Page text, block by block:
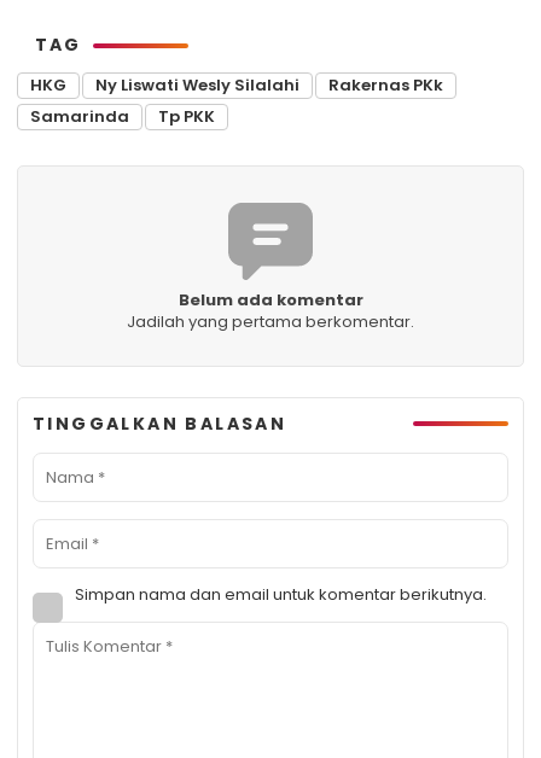
TAG
HKG Ny Liswati Wesly Silalahi
Rakernas PKk
Samarinda
Tp PKK
Belum ada komentar
Jadilah yang pertama berkomentar.
TINGGALKAN BALASAN
Simpan nama dan email untuk komentar berikutnya.